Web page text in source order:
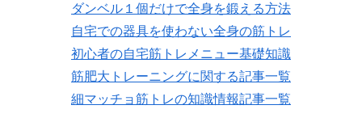
ダンベル１個だけで全身を鍛える方法
自宅での器具を使わない全身の筋トレ
初心者の自宅筋トレメニュー基礎知識
筋肥大トレーニングに関する記事一覧
細マッチョ筋トレの知識情報記事一覧